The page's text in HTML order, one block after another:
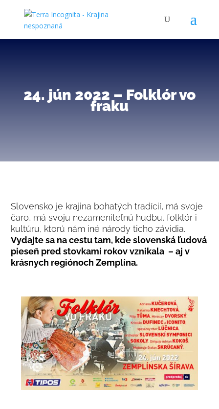
24. jún 2022 – Folklór vo
fraku
Slovensko je krajina bohatých tradícií, má svoje
čaro, má svoju nezameniteľnú hudbu, folklór i
kultúru, ktorú nám iné národy ticho závidia.
Vydajte sa na cestu tam, kde slovenská ľudová
pieseň pred stovkami rokov vznikala – aj v
krásnych regiónoch Zemplína.